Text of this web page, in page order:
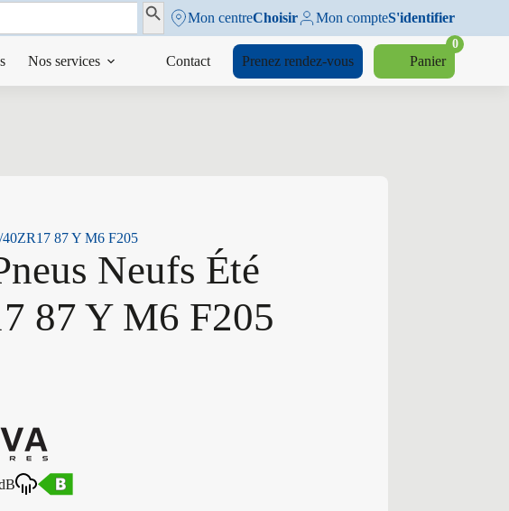
Search ButtonMon centreChoisir Mon compteS'identifier
Nos services Contact Prenez rendez-vous Panier
0
40ZR17 87 Y M6 F205
Neufs Été
87 Y M6 F205